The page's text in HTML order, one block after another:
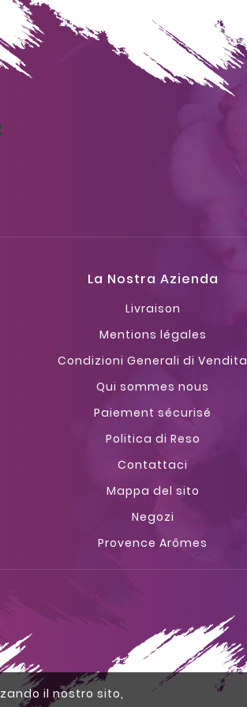
il nostro sito,
La Nostra Azienda
Livraison
Mentions légales
Condizioni Generali di Vendita
Qui sommes nous
Paiement sécurisé
Politica di Reso
Contattaci
Mappa del sito
Negozi
Provence Arômes